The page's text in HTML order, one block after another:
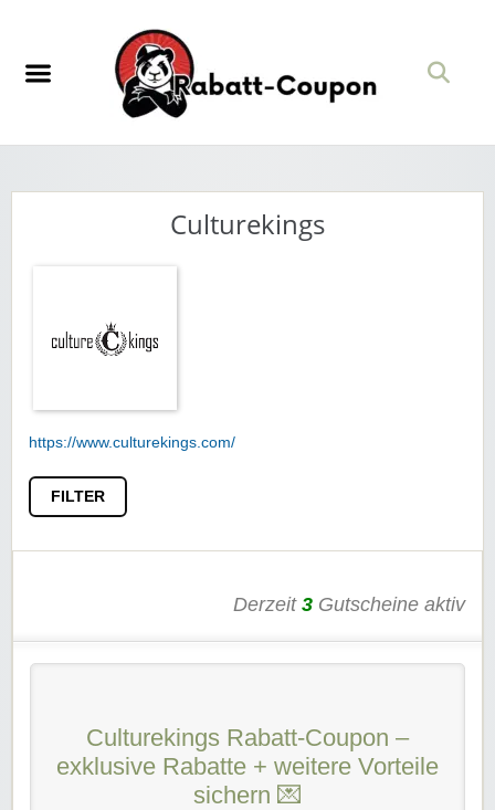
Culturekings
https://www.culturekings.com/
FILTER
Derzeit 3 Gutscheine aktiv
Culturekings Rabatt-Coupon –
exklusive Rabatte + weitere Vorteile
sichern 💌